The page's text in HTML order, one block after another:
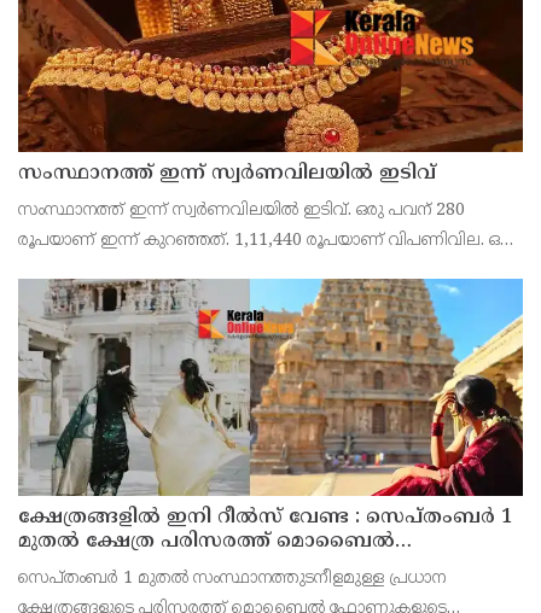
സംസ്ഥാനത്ത് ഇന്ന് സ്വർണവിലയിൽ ഇടിവ്
സംസ്ഥാനത്ത് ഇന്ന് സ്വർണവിലയിൽ ഇടിവ്. ഒരു പവന് 280
രൂപയാണ് ഇന്ന് കുറഞ്ഞത്. 1,11,440 രൂപയാണ് വിപണിവില. ഒരു
വിപണിവില. സ്വർണവില കുറഞ്ഞെങ്കിലും 1,1
ക്ഷേത്രങ്ങളിൽ ഇനി റീൽസ് വേണ്ട : സെപ്തംബർ 1
മുതൽ ക്ഷേത്ര പരിസരത്ത് മൊബൈൽ
ഫോണുകളുടെ ഉപയോഗം നിരോധിക്കുമെന്ന്
തമിഴ്നാട് സർക്കാർ
സെപ്തംബർ 1 മുതൽ സംസ്ഥാനത്തുടനീളമുള്ള പ്രധാന
ക്ഷേത്രങ്ങളുടെ പരിസരത്ത് മൊബൈൽ ഫോണുകളുടെ